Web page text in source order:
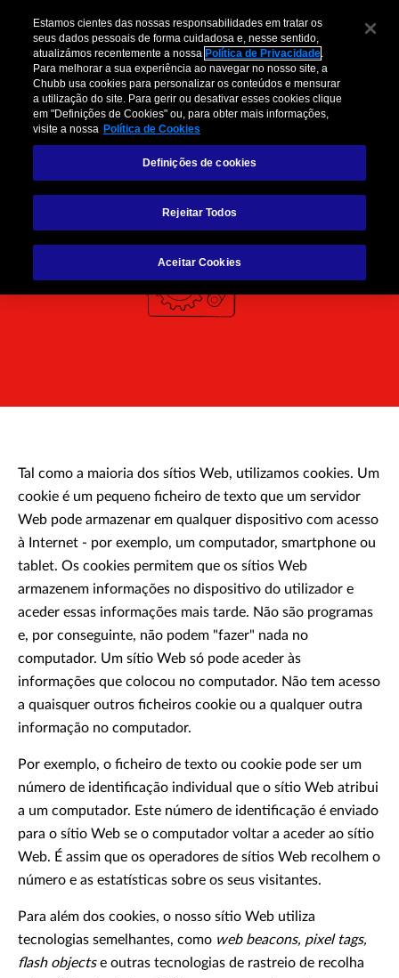
Política de cookies
Tal como a maioria dos sítios Web, utilizamos cookies. Um
cookie é um pequeno ficheiro de texto que um servidor
Web pode armazenar em qualquer dispositivo com acesso
à Internet - por exemplo, um computador, smartphone ou
tablet. Os cookies permitem que os sítios Web
armazenem informações no dispositivo do utilizador e
aceder essas informações mais tarde. Não são programas
e, por conseguinte, não podem "fazer" nada no
computador. Um sítio Web só pode aceder às
informações que colocou no computador. Não tem acesso
a quaisquer outros ficheiros cookie ou a qualquer outra
informação no computador.
Por exemplo, o ficheiro de texto ou cookie pode ser um
número de identificação individual que o sítio Web atribui
a um computador. Este número de identificação é enviado
para o sítio Web se o computador voltar a aceder ao sítio
Web. É assim que os operadores de sítios Web recolhem o
número e as estatísticas sobre os seus visitantes.
Para além dos cookies, o nosso sítio Web utiliza
tecnologias semelhantes, como web beacons, pixel tags,
flash objectse outras tecnologias de rastreio de recolha
Estamos cientes das nossas responsabilidades em tratar os
seus dados pessoais de forma cuidadosa e, nesse sentido,
atualizámos recentemente a nossa Política de Privacidade.
Para melhorar a sua experiência ao navegar no nosso site, a
Chubb usa cookies para personalizar os conteúdos e mensurar
a utilização do site. Para gerir ou desativar esses cookies clique
em "Definições de Cookies" ou, para obter mais informações,
visite a nossa Política de Cookies
Definições de cookies
Rejeitar Todos
Aceitar Cookies